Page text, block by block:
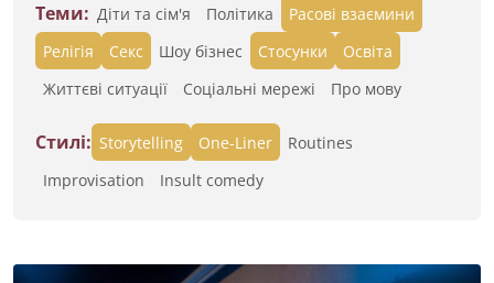
Теми: Діти та сім'я Політика
Расові взаємини
Релігія
Секс Шоу бізнес Стосунки
Освіта
Життєві ситуації
Cоціальні мережі Про мову
Стилі: Storytelling One-Liner
Routines
Improvisation
Insult comedy